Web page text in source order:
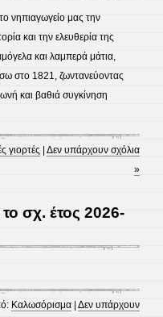
νηπιαγωγείο μας την
και την ελευθερία της
και λαμπερά μάτια,
στο 1821, ζωντανεύοντας
και βαθιά συγκίνηση
γιορτές |Δεν υπάρχουν σχόλια
»
σχ. έτος 2026-
Καλωσόρισμα |Δεν υπάρχουν